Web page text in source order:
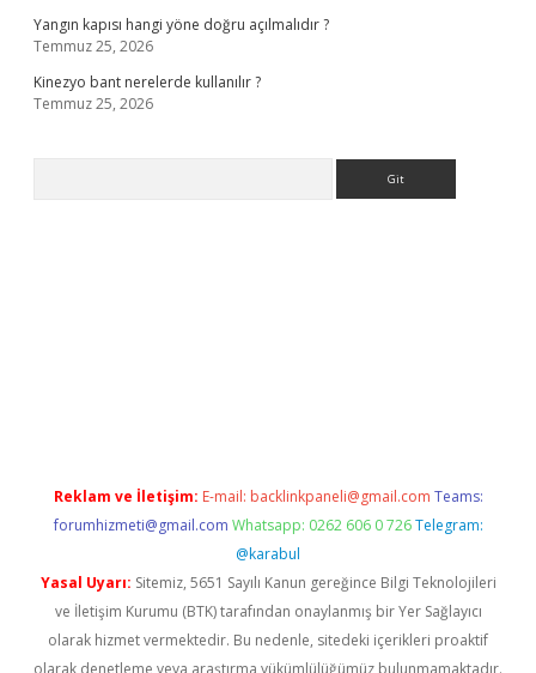
Yangın kapısı hangi yöne doğru açılmalıdır ?
Temmuz 25, 2026
Kinezyo bant nerelerde kullanılır ?
Temmuz 25, 2026
Reklam ve İletişim: E-mail: backlinkpaneli@gmail.com Teams:
forumhizmeti@gmail.com Whatsapp: 0262 606 0 726 Telegram:
@karabul
Yasal Uyarı: Sitemiz, 5651 Sayılı Kanun gereğince Bilgi Teknolojileri
ve İletişim Kurumu (BTK) tarafından onaylanmış bir Yer Sağlayıcı
olarak hizmet vermektedir. Bu nedenle, sitedeki içerikleri proaktif
olarak denetleme veya araştırma yükümlülüğümüz bulunmamaktadır.